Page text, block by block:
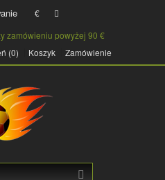
€
zamówieniu powyżej 90 €
(0) Koszyk Zamówienie